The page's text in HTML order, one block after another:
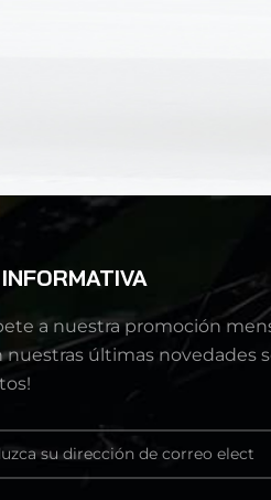
a nuestra promoción
nuestras últimas novedades